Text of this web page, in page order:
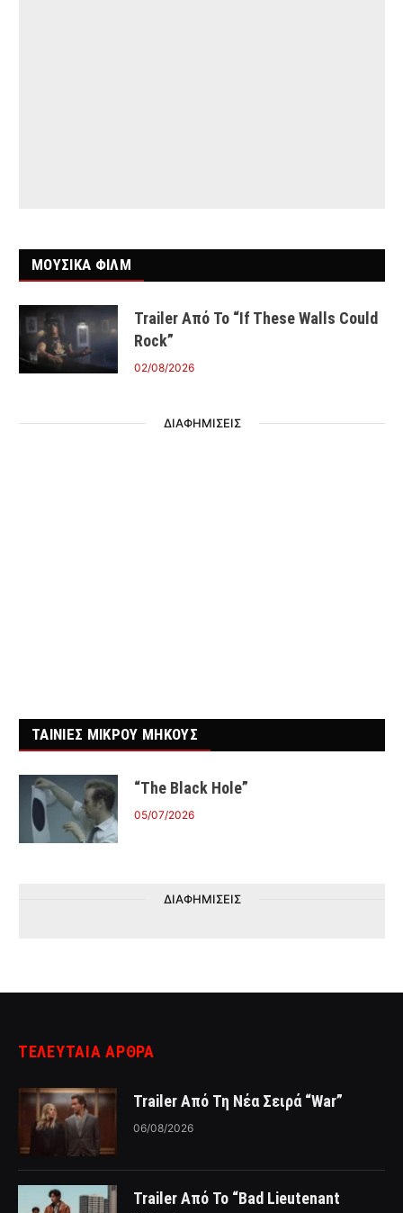
ΜΟΥΣΙΚΑ ΦΙΛΜ
Trailer Από Το “If These Walls Could
Rock”
02/08/2026
ΔΙΑΦΗΜΙΣΕΙΣ
ΤΑΙΝΙΕΣ ΜΙΚΡΟΥ ΜΗΚΟΥΣ
“The Black Hole”
05/07/2026
ΔΙΑΦΗΜΙΣΕΙΣ
ΤΕΛΕΥΤΑΙΑ ΑΡΘΡΑ
Trailer Από Τη Νέα Σειρά “War”
06/08/2026
Trailer Από Το “Bad Lieutenant